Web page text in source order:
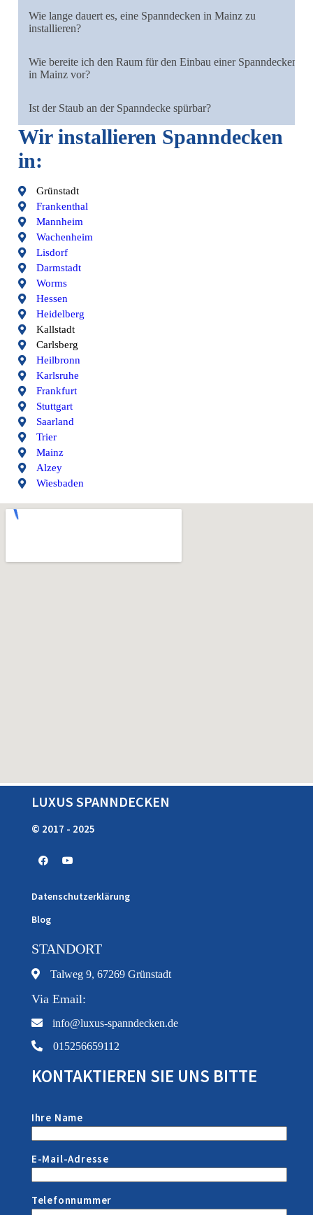
Wie lange dauert es, eine Spanndecken in Mainz zu
installieren?
Wie bereite ich den Raum für den Einbau einer Spanndecken
in Mainz vor?
Ist der Staub an der Spanndecke spürbar?
Wir installieren Spanndecken
in:
Grünstadt
Frankenthal
Mannheim
Wachenheim
Lisdorf
Darmstadt
Worms
Hessen
Heidelberg
Kallstadt
Carlsberg
Heilbronn
Karlsruhe
Frankfurt
Stuttgart
Saarland
Trier
Mainz
Alzey
Wiesbaden
LUXUS SPANNDECKEN
© 2017 - 2025
Datenschutzerklärung
Blog
STANDORT
Talweg 9, 67269 Grünstadt
Via Email:
info@luxus-spanndecken.de
015256659112
KONTAKTIEREN SIE UNS BITTE
Ihre Name
E-Mail-Adresse
Telefonnummer